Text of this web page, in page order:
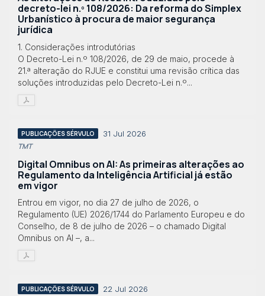
decreto-lei n.º 108/2026: Da reforma do Simplex
Urbanístico à procura de maior segurança
jurídica
1. Considerações introdutórias
O Decreto-Lei n.º 108/2026, de 29 de maio, procede à
21.ª alteração do RJUE e constitui uma revisão crítica das
soluções introduzidas pelo Decreto-Lei n.º...
PUBLICAÇÕES SÉRVULO 31 Jul 2026
TMT
Digital Omnibus on AI: As primeiras alterações ao
Regulamento da Inteligência Artificial já estão
em vigor
Entrou em vigor, no dia 27 de julho de 2026, o
Regulamento (UE) 2026/1744 do Parlamento Europeu e do
Conselho, de 8 de julho de 2026 – o chamado Digital
Omnibus on AI –, a...
PUBLICAÇÕES SÉRVULO 22 Jul 2026